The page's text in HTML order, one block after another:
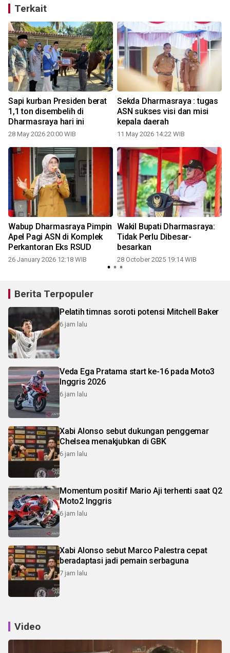
Terkait
Sapi kurban Presiden berat
1,1 ton disembelih di
Dharmasraya hari ini
28 May 2026 20:00 WIB
Sekda Dharmasraya : tugas
ASN sukses visi dan misi
kepala daerah
11 May 2026 14:22 WIB
Wabup Dharmasraya Pimpin
Apel Pagi ASN di Komplek
Perkantoran Eks RSUD
26 January 2026 12:18 WIB
Wakil Bupati Dharmasraya:
Tidak Perlu Dibesar-
besarkan
28 October 2025 19:14 WIB
Berita Terpopuler
Pelatih timnas soroti potensi Mitchell Baker
6 jam lalu
Veda Ega Pratama start ke-16 pada Moto3
Inggris 2026
6 jam lalu
Xabi Alonso sebut dukungan penggemar
Chelsea menakjubkan di GBK
6 jam lalu
Momentum positif Mario Aji terhenti saat Q2
Moto2 Inggris
6 jam lalu
Xabi Alonso sebut Marco Palestra cepat
beradaptasi jadi pemain serbaguna
7 jam lalu
Video